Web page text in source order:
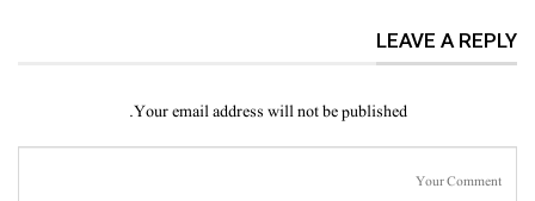
LEAVE A REPLY
Your email address will not be published.